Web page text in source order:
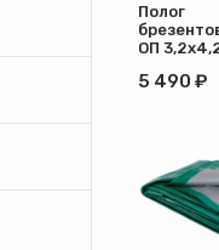
Полог
ОП
5 490 ₽